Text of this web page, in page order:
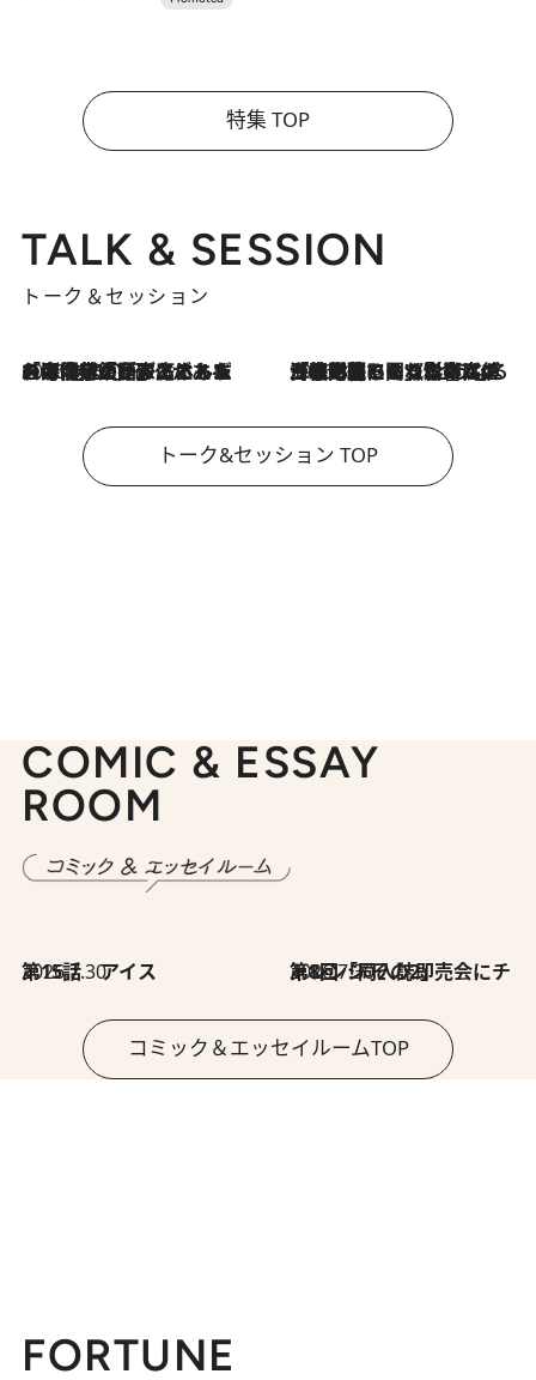
特集 TOP
TALK & SESSION
トーク＆セッション
2026.8.3
「今後値上げがあるとすれば…」「リスクがあるのは今年の冬」エネルギー専門家が語る、ホルムズ海峡封鎖が家庭にもたらす“ある心配” 2026.8.3
「住宅建てられない…」「サーチャージ料の高値が続いている」ホルムズ海峡封鎖による影響はいつまで続く？《エネルギー専門家に聞く“どうなる日本の暮らし”》
トーク&セッション TOP
COMIC & ESSAY
ROOM
2026.7.30
第15話 アイス 2026.7.30
第8回「同人誌即売会にチャレンジ その2」
コミック＆エッセイルームTOP
FORTUNE